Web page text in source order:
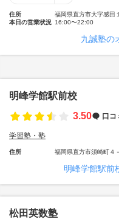
住所
福岡県直方市大字感田
本日の営業状況 16:00〜22:00
九誠塾の
明峰学館駅前校
3.50
口コ
学習塾・塾
住所 福岡県直方市須崎町４
明峰学館駅前
松田英数塾